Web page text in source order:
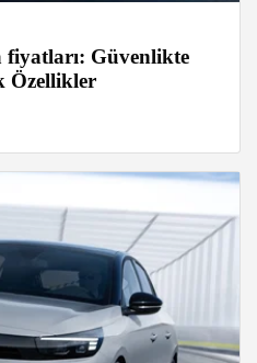
fiyatları: Güvenlikte
Özellikler